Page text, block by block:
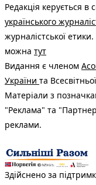
Редакція керується в
українського
журналістської
можна тут
Видання є членом
України та
Матеріали з
"Реклама" та
реклами.
Здійснено за